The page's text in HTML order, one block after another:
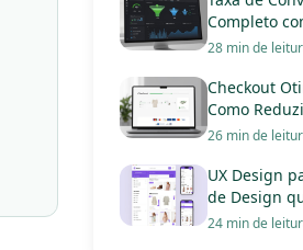
Completo
Mais em
28 min de
Checkout
Como
Carrinho e
26 min de
UX Design
de Design
Conversão
24 min de